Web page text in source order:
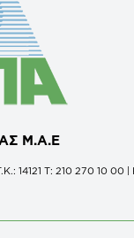
Μ.Α.Ε
14121 Τ: 210 270 10 00 |